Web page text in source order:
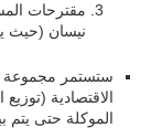
مقترحات
نيسان (حيث
ستستمر مجموعة
الاقتصادية
الموكلة حتى يتم